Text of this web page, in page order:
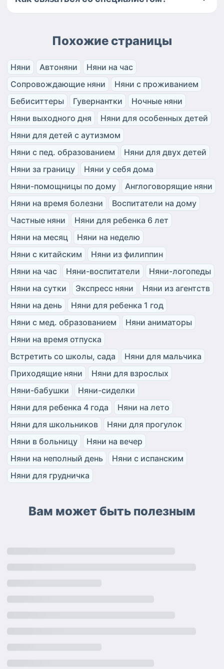
Похожие страницы
Няни Автоняни
Няни на час
Сопровождающие няни
Няни с проживанием
Бебиситтеры
Гувернантки
Ночные няни
Няни выходного дня
Няни для особенных детей
Няни для детей с аутизмом
Няни с пед. образованием
Няни для двух детей
Няни за границу
Няни у себя дома
Няни-помощницы по дому
Англоговорящие няни
Няни на время болезни
Воспитатели на дому
Частные няни
Няни для ребенка 6 лет
Няни на месяц
Няни на неделю
Няни с китайским
Няни из филиппин
Няни на час
Няни-воспитатели
Няни-логопеды
Няни на сутки
Экспресс няни
Няни из агентств
Няни на день
Няни для ребенка 1 год
Няни с мед. образованием
Няни аниматоры
Няни на время отпуска
Встретить со школы, сада
Няни для мальчика
Приходящие няни
Няни для взрослых
Няни-бабушки
Няни-сиделки
Няни для ребенка 4 года
Няни на лето
Няни для школьников
Няни для прогулок
Няни в больницу
Няни на вечер
Няни на неполный день
Няни с испанским
Няни для грудничка
Вам может быть полезным